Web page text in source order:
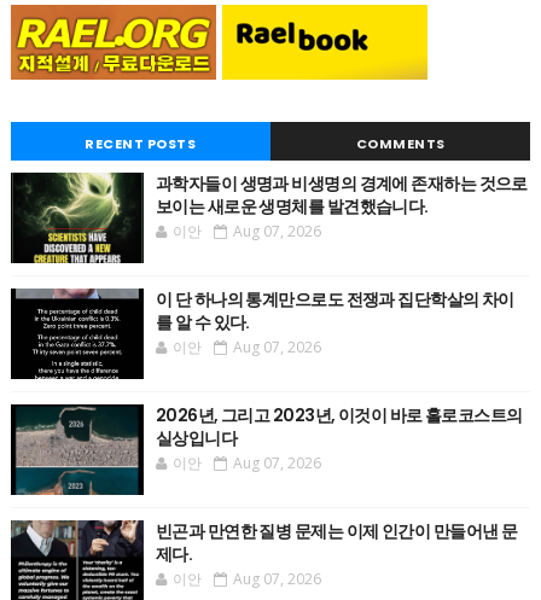
RECENT POSTS COMMENTS
과학자들이 생명과 비생명의 경계에 존재하는 것으로
보이는 새로운 생명체를 발견했습니다.
이안 Aug 07, 2026
이 단 하나의 통계만으로도 전쟁과 집단학살의 차이
를 알 수 있다.
이안 Aug 07, 2026
2026년, 그리고 2023년, 이것이 바로 홀로코스트의
실상입니다
이안 Aug 07, 2026
빈곤과 만연한 질병 문제는 이제 인간이 만들어낸 문
제다.
이안 Aug 07, 2026